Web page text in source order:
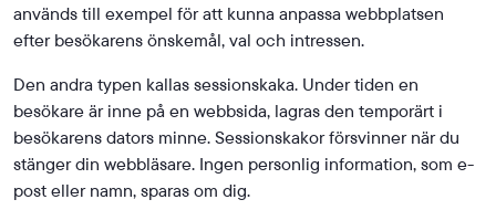
används till exempel för att kunna anpassa webbplatsen
efter besökarens önskemål, val och intressen.
Den andra typen kallas sessionskaka. Under tiden en
besökare är inne på en webbsida, lagras den temporärt i
besökarens dators minne. Sessionskakor försvinner när du
stänger din webbläsare. Ingen personlig information, som e-
post eller namn, sparas om dig.